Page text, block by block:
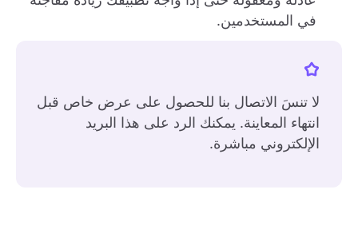
في المستخدمين.
لا تنسَ الاتصال بنا للحصول على عرض خاص قبل
انتهاء المعاينة. يمكنك الرد على هذا البريد
الإلكتروني مباشرة.